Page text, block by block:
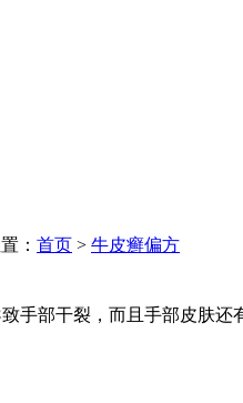
： 首页 > 牛皮癣偏方
手部干裂，而且手部皮肤还